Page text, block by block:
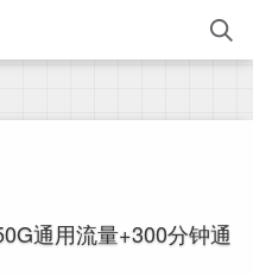
通用流量+300分钟通